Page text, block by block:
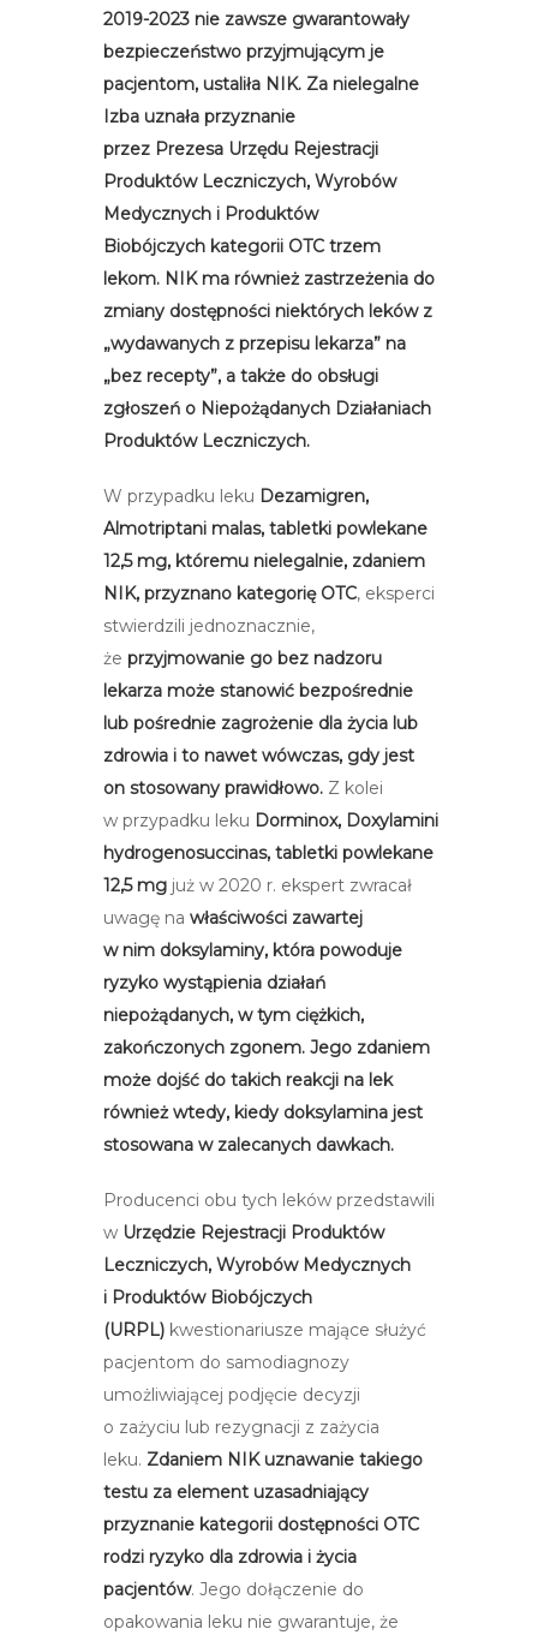
2019-2023 nie zawsze gwarantowały
bezpieczeństwo przyjmującym je
pacjentom, ustaliła NIK. Za nielegalne
Izba uznała przyznanie
przez Prezesa Urzędu Rejestracji
Produktów Leczniczych, Wyrobów
Medycznych i Produktów
Biobójczych kategorii OTC trzem
lekom. NIK ma również zastrzeżenia do
zmiany dostępności niektórych leków z
„wydawanych z przepisu lekarza” na
„bez recepty”, a także do obsługi
zgłoszeń o Niepożądanych Działaniach
Produktów Leczniczych.
W przypadku leku Dezamigren,
Almotriptani malas, tabletki powlekane
12,5 mg, któremu nielegalnie, zdaniem
NIK, przyznano kategorię OTC, eksperci
stwierdzili jednoznacznie,
że przyjmowanie go bez nadzoru
lekarza może stanowić bezpośrednie
lub pośrednie zagrożenie dla życia lub
zdrowia i to nawet wówczas, gdy jest
on stosowany prawidłowo. Z kolei
w przypadku leku Dorminox, Doxylamini
hydrogenosuccinas, tabletki powlekane
12,5 mg już w 2020 r. ekspert zwracał
uwagę na właściwości zawartej
w nim doksylaminy, która powoduje
ryzyko wystąpienia działań
niepożądanych, w tym ciężkich,
zakończonych zgonem. Jego zdaniem
może dojść do takich reakcji na lek
również wtedy, kiedy doksylamina jest
stosowana w zalecanych dawkach.
Producenci obu tych leków przedstawili
w Urzędzie Rejestracji Produktów
Leczniczych, Wyrobów Medycznych
i Produktów Biobójczych
(URPL) kwestionariusze mające służyć
pacjentom do samodiagnozy
umożliwiającej podjęcie decyzji
o zażyciu lub rezygnacji z zażycia
leku. Zdaniem NIK uznawanie takiego
testu za element uzasadniający
przyznanie kategorii dostępności OTC
rodzi ryzyko dla zdrowia i życia
pacjentów. Jego dołączenie do
opakowania leku nie gwarantuje, że